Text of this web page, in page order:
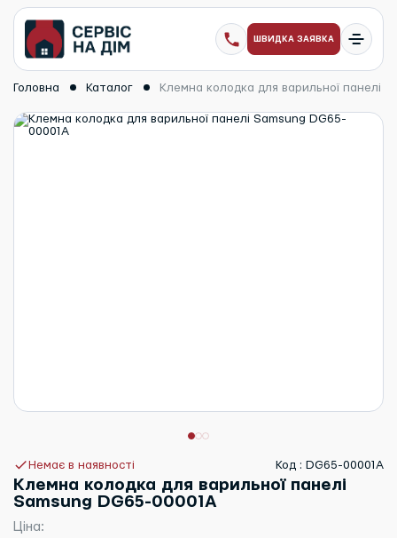
ШВИДКА ЗАЯВКА
Головна Каталог Клемна колодка для варильної панелі
Немає в наявності Код : DG65-00001A
Клемна колодка для варильної панелі
Samsung DG65-00001A
Ціна: